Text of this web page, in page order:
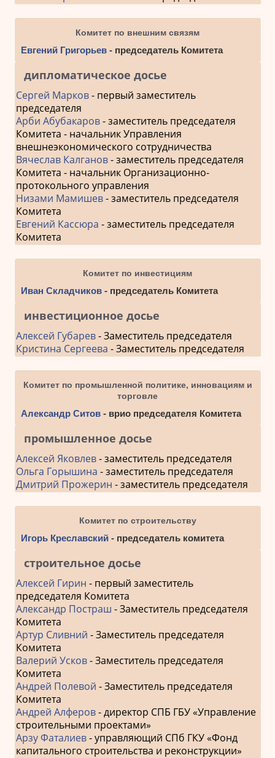
Комитет по внешним связям
Евгений Григорьев- председатель Комитета
дипломатическое досье
Сергей Марков- первый заместитель
председателя
Арби Абубакаров- заместитель председателя
Комитета - начальник Управления
внешнеэкономического сотрудничества
Вячеслав Калганов- заместитель председателя
Комитета - начальник Организационно-
протокольного управления
Низами Мамишев- заместитель председателя
Комитета
Евгений Кассюра - заместитель председателя
Комитета
Комитет по инвестициям
Иван Складчиков- председатель Комитета
инвестиционное досье
Алексей Губарев- Заместитель председателя
Кристина Сергеева - Заместитель председателя
Комитет по промышленной политике, инновациям и
торговле
Александр Ситов- врио председателя Комитета
промышленное досье
Алексей Яковлев- заместитель председателя
Ольга Горышина - заместитель председателя
Дмитрий Прожерин - заместитель председателя
Комитет по строительству
Игорь Креславский - председатель комитета
строительное досье
Алексей Гирин - первый заместитель
председателя Комитета
Александр Постраш - Заместитель председателя
Комитета
Артур Сливний - Заместитель председателя
Комитета
Валерий Усков- Заместитель председателя
Комитета
Андрей Полевой - Заместитель председателя
Комитета
Андрей Алферов- директор СПБ ГБУ «Управление
строительными проектами»
Арзу Фаталиев- управляющий СПб ГКУ «Фонд
капитального строительства и реконструкции»